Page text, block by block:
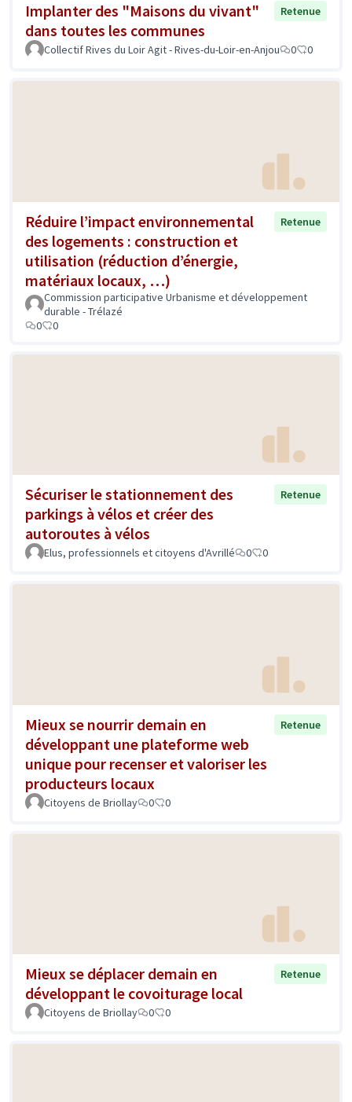
Implanter des "Maisons du vivant"
dans toutes les communes
Retenue
Collectif Rives du Loir Agit - Rives-du-Loir-en-Anjou 0 0
Réduire l’impact environnemental
des logements : construction et
utilisation (réduction d’énergie,
matériaux locaux, …)
Retenue
Commission participative Urbanisme et développement
durable - Trélazé
0
0
Sécuriser le stationnement des
parkings à vélos et créer des
autoroutes à vélos
Retenue
Elus, professionnels et citoyens d'Avrillé 0 0
Mieux se nourrir demain en
développant une plateforme web
unique pour recenser et valoriser les
producteurs locaux
Retenue
Citoyens de Briollay 0 0
Mieux se déplacer demain en
développant le covoiturage local
Retenue
Citoyens de Briollay 0 0